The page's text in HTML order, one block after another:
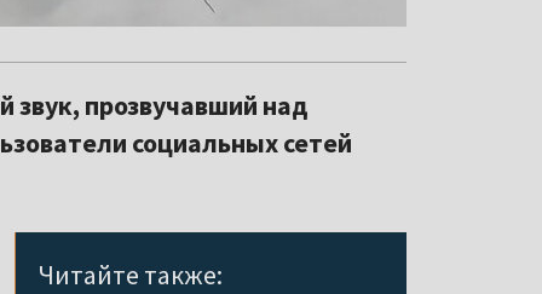
прозвучавший над
социальных сетей
Читайте также: